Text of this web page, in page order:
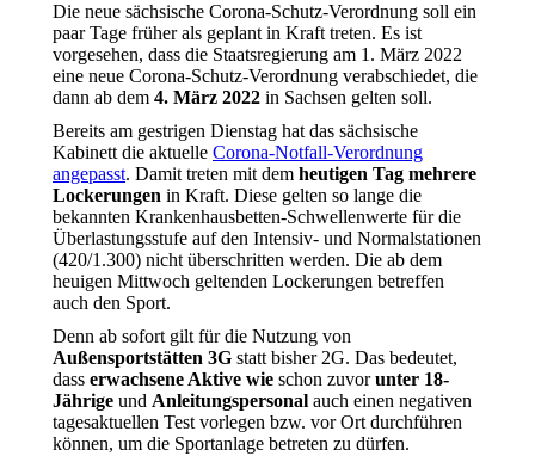
Die neue sächsische Corona-Schutz-Verordnung soll ein
paar Tage früher als geplant in Kraft treten. Es ist
vorgesehen, dass die Staatsregierung am 1. März 2022
eine neue Corona-Schutz-Verordnung verabschiedet, die
dann ab dem 4. März 2022 in Sachsen gelten soll.
Bereits am gestrigen Dienstag hat das sächsische
Kabinett die aktuelle Corona-Notfall-Verordnung
angepasst. Damit treten mit dem heutigen Tag mehrere
Lockerungen in Kraft. Diese gelten so lange die
bekannten Krankenhausbetten-Schwellenwerte für die
Überlastungsstufe auf den Intensiv- und Normalstationen
(420/1.300) nicht überschritten werden. Die ab dem
heuigen Mittwoch geltenden Lockerungen betreffen
auch den Sport.
Denn ab sofort gilt für die Nutzung von
Außensportstätten 3G statt bisher 2G. Das bedeutet,
dass erwachsene Aktive wie schon zuvorunter 18-
Jährige und Anleitungspersonal auch einen negativen
tagesaktuellen Test vorlegen bzw. vor Ort durchführen
können, um die Sportanlage betreten zu dürfen.